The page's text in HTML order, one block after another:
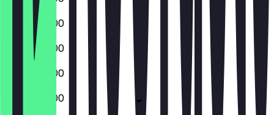
06:30 - 18:00
06:30 - 18:00
06:30 - 18:00
06:30 - 18:00